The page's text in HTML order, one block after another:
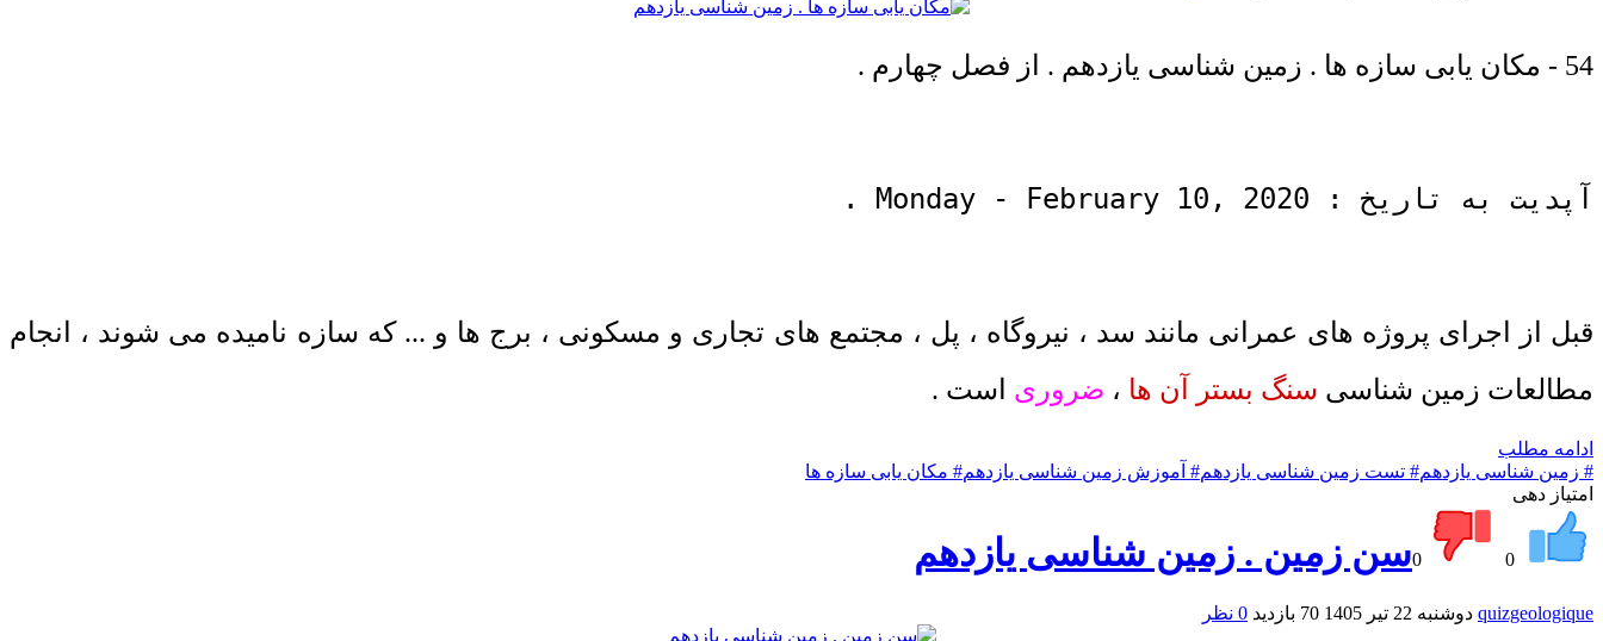
54 - مکان یابی سازه ها . زمین شناسی یازدهم . از فصل چهارم .
آپدیت به تاریخ : Monday - February 10, 2020 .
قبل از اجرای پروژه های عمرانی مانند سد ، نیروگاه ، پل ، مجتمع های تجاری و مسکونی ، برج ها و ... که سازه نامیده می شوند ، انجام
مطالعات زمین شناسی سنگ بستر آن ها ، ضروری است .
ادامه مطلب
# زمین شناسی یازدهم# تست زمین شناسی یازدهم# آموزش زمین شناسی یازدهم# مکان یابی سازه ها
امتیاز دهی
0
0سن زمین . زمین شناسی یازدهم
quizgeologique دوشنبه 22 تیر 1405 70 بازدید 0 نظر